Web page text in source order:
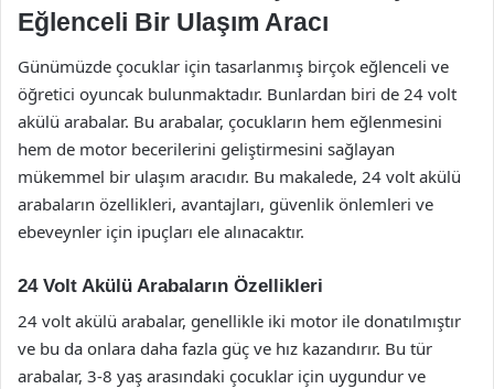
Eğlenceli Bir Ulaşım Aracı
Günümüzde çocuklar için tasarlanmış birçok eğlenceli ve
öğretici oyuncak bulunmaktadır. Bunlardan biri de 24 volt
akülü arabalar. Bu arabalar, çocukların hem eğlenmesini
hem de motor becerilerini geliştirmesini sağlayan
mükemmel bir ulaşım aracıdır. Bu makalede, 24 volt akülü
arabaların özellikleri, avantajları, güvenlik önlemleri ve
ebeveynler için ipuçları ele alınacaktır.
24 Volt Akülü Arabaların Özellikleri
24 volt akülü arabalar, genellikle iki motor ile donatılmıştır
ve bu da onlara daha fazla güç ve hız kazandırır. Bu tür
arabalar, 3-8 yaş arasındaki çocuklar için uygundur ve